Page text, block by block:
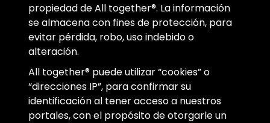
propiedad de All together®. La información
se almacena con fines de protección, para
evitar pérdida, robo, uso indebido o
alteración.
All together® puede utilizar “cookies” o
“direcciones IP”, para confirmar su
identificación al tener acceso a nuestros
portales, con el propósito de otorgarle un